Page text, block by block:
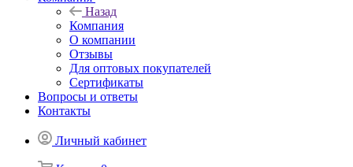
Назад
Компания
О компании
Отзывы
Для оптовых покупателей
Сертификаты
Вопросы и ответы
Контакты
Личный кабинет